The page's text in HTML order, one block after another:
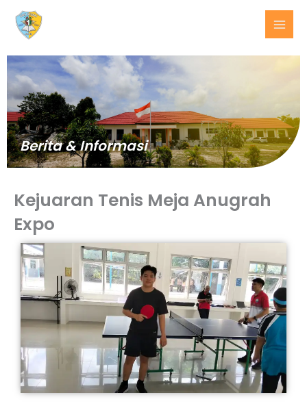
konten
Berita & Informasi
Kejuaran Tenis Meja Anugrah
Expo
BERITA
TERKINI